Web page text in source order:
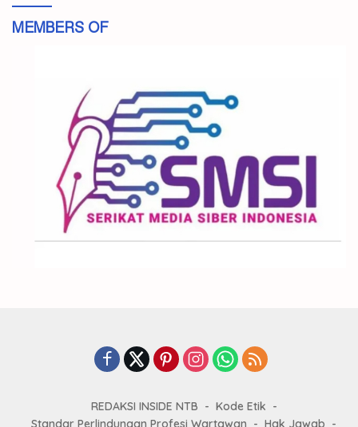
MEMBERS OF
REDAKSI INSIDE NTB
Kode Etik
Standar Perlindungan Profesi Wartawan
Hak Jawab